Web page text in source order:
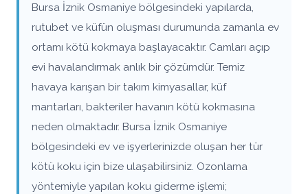
Bursa İznik Osmaniye bölgesindeki yapılarda,
rutubet ve küfün oluşması durumunda zamanla ev
ortamı kötü kokmaya başlayacaktır. Camları açıp
evi havalandırmak anlık bir çözümdür. Temiz
havaya karışan bir takım kimyasallar, küf
mantarları, bakteriler havanın kötü kokmasına
neden olmaktadır. Bursa İznik Osmaniye
bölgesindeki ev ve işyerlerinizde oluşan her tür
kötü koku için bize ulaşabilirsiniz. Ozonlama
yöntemiyle yapılan koku giderme işlemi;